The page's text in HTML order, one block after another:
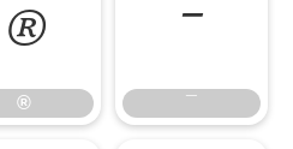
®
®
¯
¯